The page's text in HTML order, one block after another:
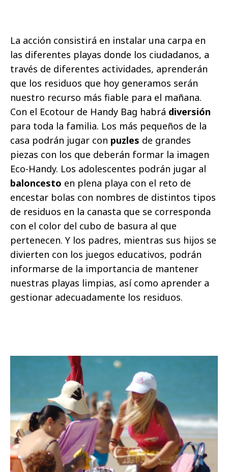
La acción consistirá en instalar una carpa en
las diferentes playas donde los ciudadanos, a
través de diferentes actividades, aprenderán
que los residuos que hoy generamos serán
nuestro recurso más fiable para el mañana.
Con el Ecotour de Handy Bag habrá diversión
para toda la familia. Los más pequeños de la
casa podrán jugar con puzles de grandes
piezas con los que deberán formar la imagen
Eco-Handy. Los adolescentes podrán jugar al
baloncesto en plena playa con el reto de
encestar bolas con nombres de distintos tipos
de residuos en la canasta que se corresponda
con el color del cubo de basura al que
pertenecen. Y los padres, mientras sus hijos se
divierten con los juegos educativos, podrán
informarse de la importancia de mantener
nuestras playas limpias, así como aprender a
gestionar adecuadamente los residuos.